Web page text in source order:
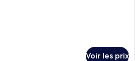
Voir les prix